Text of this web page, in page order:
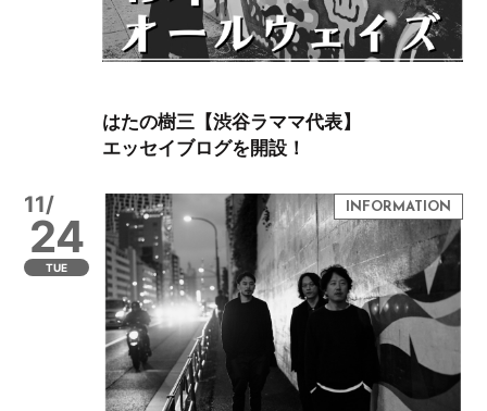
はたの樹三【渋谷ラママ代表】
エッセイブログを開設！
11/
24
TUE